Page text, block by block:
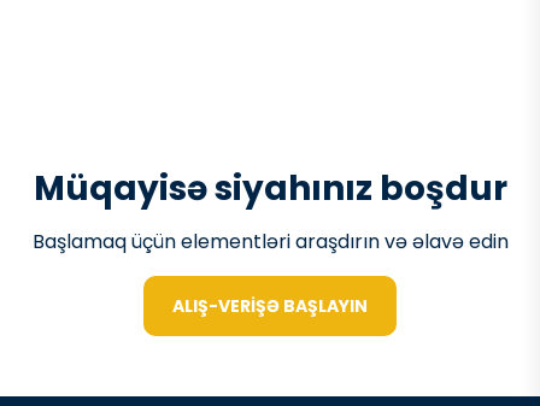
Müqayisə siyahınız boşdur
Başlamaq üçün elementləri araşdırın və əlavə edin
ALIŞ-VERIŞƏ BAŞLAYIN